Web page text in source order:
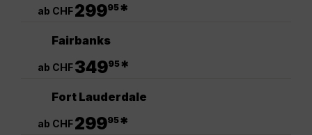
ab CHF29995*
Fairbanks
ab CHF34995*
Fort Lauderdale
ab CHF29995*